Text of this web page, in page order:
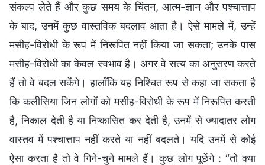
संकल्प लेते हैं और कुछ समय के चिंतन, आत्म-ज्ञान और पश्चात्ताप
के बाद, उनमें कुछ वास्तविक बदलाव आता है। ऐसे मामले में, उन्हें
मसीह-विरोधी के रूप में निरूपित नहीं किया जा सकता; उनके पास
मसीह-विरोधी का केवल स्वभाव है। अगर वे सत्य का अनुसरण करते
हैं तो वे बदल सकेंगे। हालाँकि यह निश्चित रूप से कहा जा सकता है
कि कलीसिया जिन लोगों को मसीह-विरोधी के रूप में निरूपित करती
है, निकाल देती है या निष्कासित कर देती है, उनमें से ज्यादातर लोग
वास्तव में पश्चात्ताप नहीं करते या नहीं बदलते। यदि उनमें से कोई
ऐसा करता है तो वे गिने-चुने मामले हैं। कुछ लोग पूछेंगे : “तो क्या